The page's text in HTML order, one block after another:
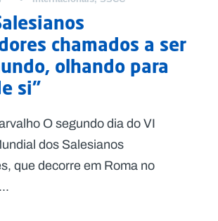
chamados a ser
olhando para
si”
O segundo dia do VI
dos Salesianos
que decorre em Roma no